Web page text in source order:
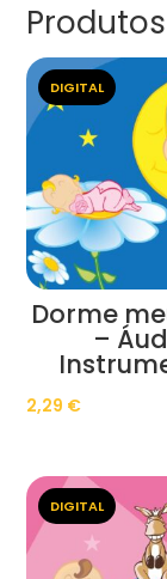
DIGITAL
Dorme
–
2,29 €
DIGITAL